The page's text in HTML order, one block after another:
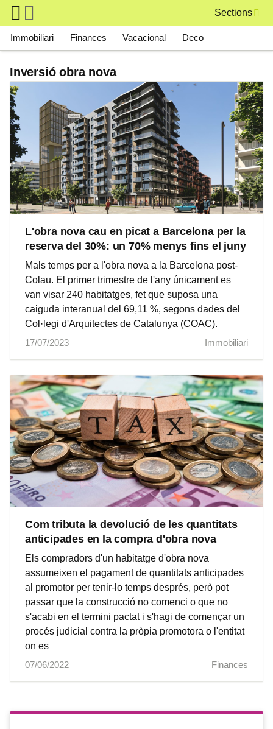
Skip to main content
Sections
Main navigation
Immobiliari Finances Vacacional Deco
Inversió obra nova
L'obra nova cau en picat a Barcelona per la
reserva del 30%: un 70% menys fins el juny
Mals temps per a l'obra nova a la Barcelona post-
Colau. El primer trimestre de l'any únicament es
van visar 240 habitatges, fet que suposa una
caiguda interanual del 69,11 %, segons dades del
Col·legi d'Arquitectes de Catalunya (COAC).
17/07/2023
Immobiliari
Com tributa la devolució de les quantitats
anticipades en la compra d'obra nova
Els compradors d'un habitatge d'obra nova
assumeixen el pagament de quantitats anticipades
al promotor per tenir-lo temps després, però pot
passar que la construcció no comenci o que no
s'acabi en el termini pactat i s'hagi de començar un
procés judicial contra la pròpia promotora o l'entitat
on es
07/06/2022
Finances